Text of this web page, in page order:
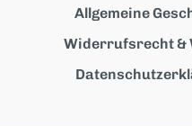
Allgemeine
Widerrufsrecht